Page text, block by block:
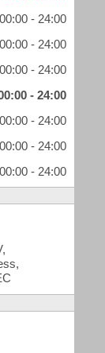
00:00 - 24:00
00:00 - 24:00
00:00 - 24:00
- 24:00
00:00 - 24:00
00:00 - 24:00
00:00 - 24:00